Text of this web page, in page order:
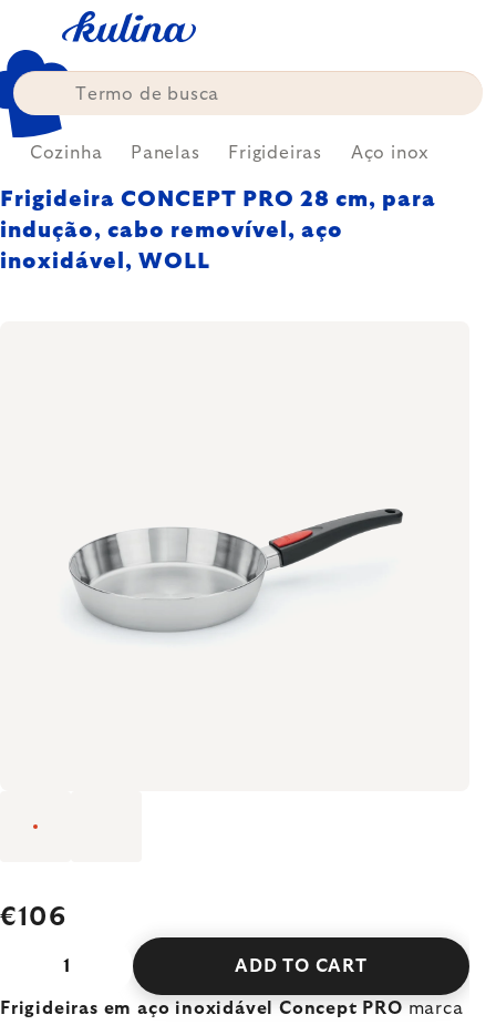
content
Cozinha Panelas Frigideiras Aço inox
Frigideira CONCEPT PRO 28 cm, para
indução, cabo removível, aço
inoxidável, WOLL
€106
ADD TO CART
Frigideiras em aço inoxidável Concept PRO marca